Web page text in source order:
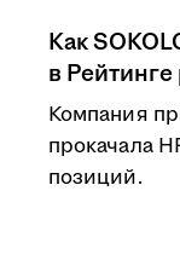
Как
в
Компания
прокачала
позиций.